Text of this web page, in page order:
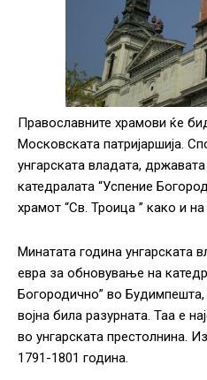
Православните храмови ќе
Московската патријаршија.
унгарската владата,
катедралата “Успение
храмот “Св. Троица ” како и
Минатата година унгарската
евра за обновување на
Богородично” во Будимпешта,
војна била разурната. Таа е
во унгарската престолнина.
1791-1801 година.